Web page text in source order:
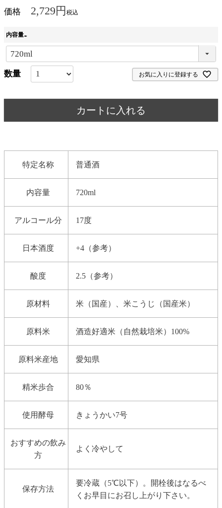
価格 2,729 税込
内容量
必
お気に入りに登録する
カートに入れる
特定名称 普通酒
内容量 720ml
アルコール分 17度
日本酒度 +4（参考）
酸度 2.5（参考）
原材料 米（国産）、米こうじ（国産米）
原料米 酒造好適米（自然栽培米）100%
原料米産地 愛知県
精米歩合 80％
使用酵母 きょうかい7号
おすすめの飲み
方
よく冷やして
保存方法
要冷蔵（5℃以下）。開栓後はなるべ
くお早目にお召し上がり下さい。